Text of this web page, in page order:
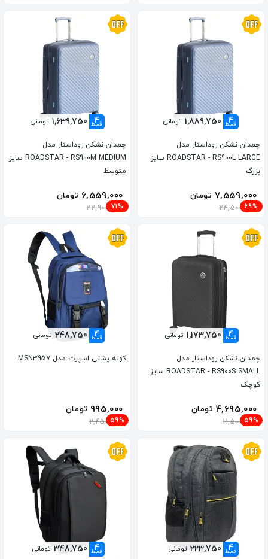
4
قسط 1,889,750 تومانی
چمدان نشکن روداستار مدل
ROADSTAR - RS900L LARGE سایز
بزرگ
7,559,000 تومان
24,500,000
69%
4
قسط 1,639,750 تومانی
چمدان نشکن روداستار مدل
ROADSTAR - RS900M MEDIUM سایز
متوسط
6,559,000 تومان
22,900,000
71%
4
قسط 1,173,750 تومانی
چمدان نشکن روداستار مدل
ROADSTAR - RS900S SMALL سایز
کوچک
4,695,000 تومان
11,500,000
59%
4
قسط 248,750 تومانی
کوله پشتی اسپرت مدل MSN3957
995,000 تومان
2,450,000
59%
4
قسط 223,750 تومانی 4
قسط 348,750 تومانی